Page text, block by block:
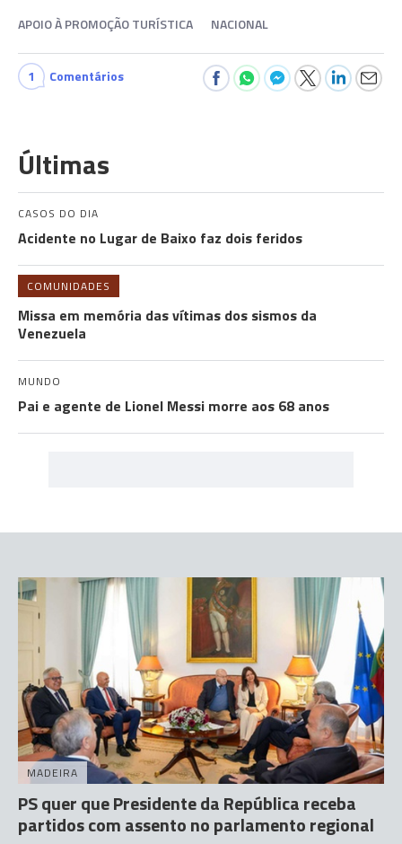
APOIO À PROMOÇÃO TURÍSTICA
NACIONAL
1 Comentários
Últimas
CASOS DO DIA
Acidente no Lugar de Baixo faz dois feridos
COMUNIDADES
Missa em memória das vítimas dos sismos da
Venezuela
MUNDO
Pai e agente de Lionel Messi morre aos 68 anos
MADEIRA
PS quer que Presidente da República receba
partidos com assento no parlamento regional